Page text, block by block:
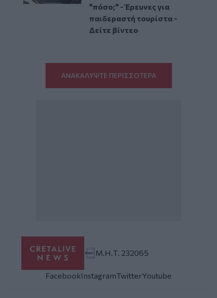
"πόσο;" - Έρευνες για
παιδεραστή τουρίστα -
Δείτε βίντεο
ΑΝΑΚΑΛΥΨΤΕ ΠΕΡΙΣΣΟΤΕΡΑ
Μ.Η.Τ. 232065
FacebookInstagramTwitterYoutube